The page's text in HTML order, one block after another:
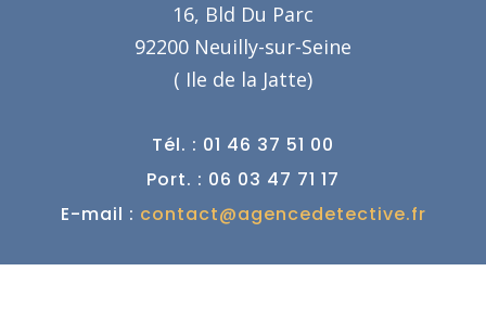
16, Bld Du Parc
92200 Neuilly-sur-Seine
( Ile de la Jatte)
Tél. : 01 46 37 51 00
Port. : 06 03 47 71 17
E-mail : contact@agencedetective.fr